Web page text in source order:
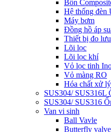
Bồn
Hệ thống đèn
Máy bơm
Đồng hồ áp
Thiết bị đo
Lõi lọc
Lõi lọc khí
Vỏ lọc tinh
Vỏ màng RO
Hóa chất xử
SUS304/ SUS316L
SUS304/ SUS316
Van vi sinh
Ball Vavle
Butterfly valve